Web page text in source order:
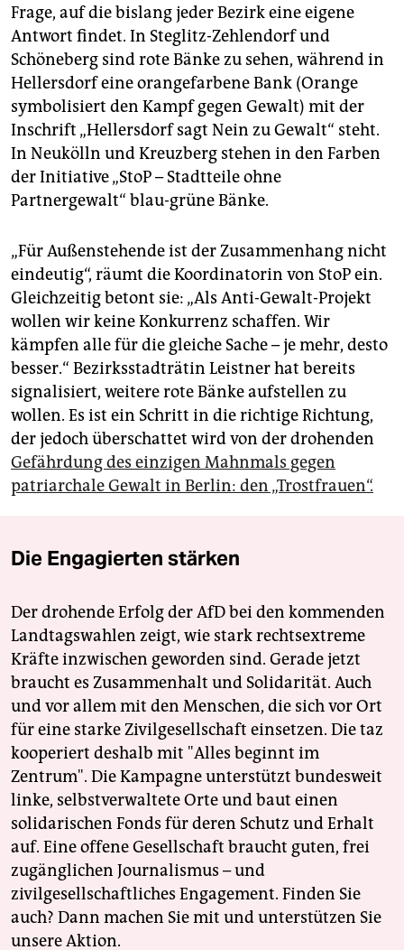
Frage, auf die bislang jeder Bezirk eine eigene
Antwort findet. In Steglitz-Zehlendorf und
Schöneberg sind rote Bänke zu sehen, während in
Hellersdorf eine orangefarbene Bank (Orange
symbolisiert den Kampf gegen Gewalt) mit der
Inschrift „Hellersdorf sagt Nein zu Gewalt“ steht.
In Neukölln und Kreuzberg stehen in den Farben
der Initiative „StoP – Stadtteile ohne
Partnergewalt“ blau-grüne Bänke.
„Für Außenstehende ist der Zusammenhang nicht
eindeutig“, räumt die Koordinatorin von StoP ein.
Gleichzeitig betont sie: „Als Anti-Gewalt-Projekt
wollen wir keine Konkurrenz schaffen. Wir
kämpfen alle für die gleiche Sache – je mehr, desto
besser.“ Bezirksstadträtin Leistner hat bereits
signalisiert, weitere rote Bänke aufstellen zu
wollen. Es ist ein Schritt in die richtige Richtung,
der jedoch überschattet wird von der drohenden
Gefährdung des einzigen Mahnmals gegen
patriarchale Gewalt in Berlin: den „Trostfrauen“.
Die Engagierten stärken
Der drohende Erfolg der AfD bei den kommenden
Landtagswahlen zeigt, wie stark rechtsextreme
Kräfte inzwischen geworden sind. Gerade jetzt
braucht es Zusammenhalt und Solidarität. Auch
und vor allem mit den Menschen, die sich vor Ort
für eine starke Zivilgesellschaft einsetzen. Die taz
kooperiert deshalb mit "Alles beginnt im
Zentrum". Die Kampagne unterstützt bundesweit
linke, selbstverwaltete Orte und baut einen
solidarischen Fonds für deren Schutz und Erhalt
auf. Eine offene Gesellschaft braucht guten, frei
zugänglichen Journalismus – und
zivilgesellschaftliches Engagement. Finden Sie
auch? Dann machen Sie mit und unterstützen Sie
unsere Aktion.